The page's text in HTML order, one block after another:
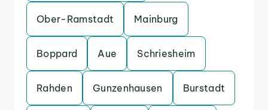
Ober-Ramstadt Mainburg
Boppard Aue Schriesheim
Rahden Gunzenhausen Burstadt